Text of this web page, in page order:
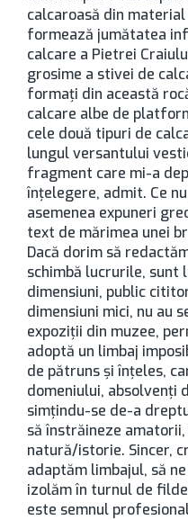
calcaroasă din
formează jumătatea
calcare a Pietrei
grosime a stivei de
formaţi din această
calcare albe de
cele două tipuri de
lungul versantului
fragment care mi-a
înţelegere, admit. Ce
asemenea expuneri
text de mărimea unei
Dacă dorim să
schimbă lucrurile, sunt
dimensiuni, public
dimensiuni mici, nu au
expoziţii din muzee,
adoptă un limbaj
de pătruns şi înţeles,
domeniului, absolvenţi
simţindu-se de-a
să înstrăineze amatorii,
natură/istorie. Sincer,
adaptăm limbajul, să
izolăm în turnul de
este semnul